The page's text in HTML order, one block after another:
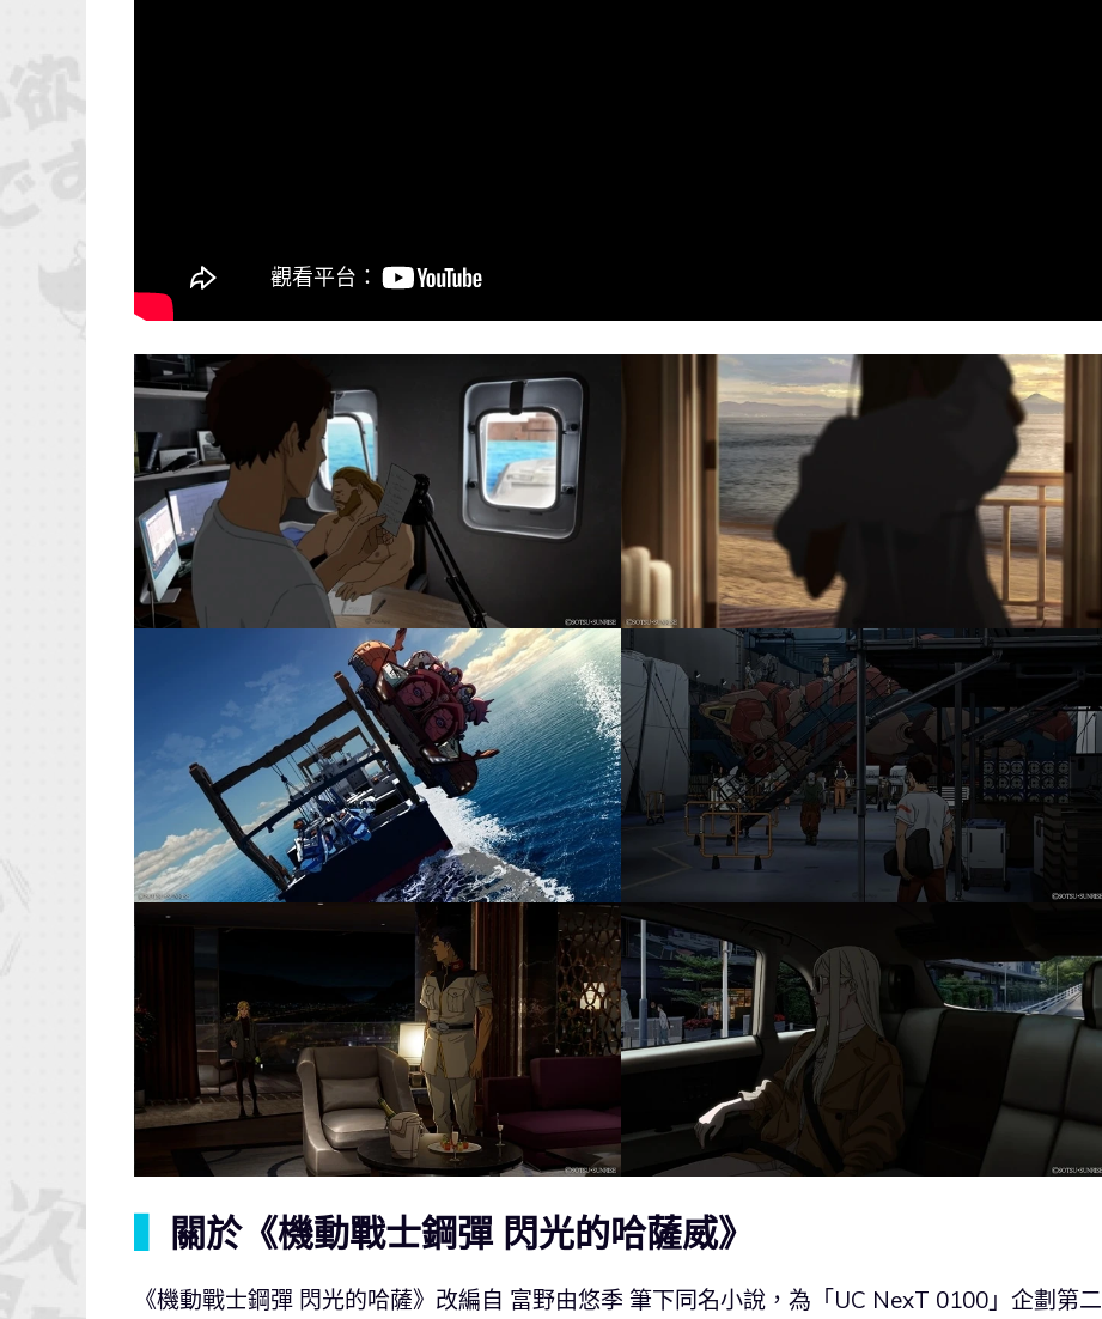
關於《機動戰士鋼彈 閃光的哈薩威》
《機動戰士鋼彈 閃光的哈薩》改編自 富野由悠季 筆下同名小說，為「UC NexT 0100」企劃第二